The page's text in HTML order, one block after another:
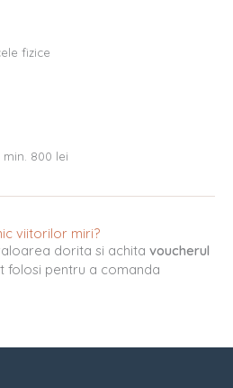
fizice
800 lei
viitorilor miri?
dorita si achita voucherul
folosi pentru a comanda